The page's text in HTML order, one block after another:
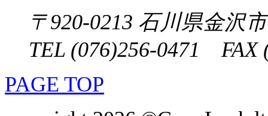
〒920-0213 石川県金沢
TEL (076)256-0471 FAX
PAGE TOP